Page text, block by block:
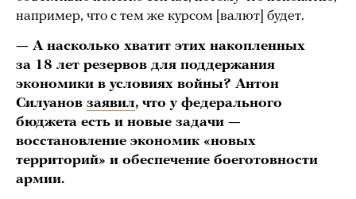
например, что с тем же курсом [валют] будет.
— А насколько хватит этих накопленных
за 18 лет резервов для поддержания
экономики в условиях войны? Антон
Силуанов заявил, что у федерального
бюджета есть и новые задачи —
восстановление экономик «новых
территорий» и обеспечение боеготовности
армии.